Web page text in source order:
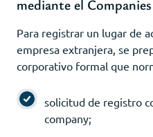
mediante el
Para registrar un lugar de
empresa extranjera, se
corporativo formal que
solicitud de registro
company;